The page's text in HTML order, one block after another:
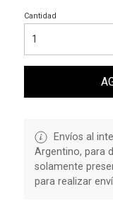
Cantidad
Envíos al
Argentino, para
solamente
para realizar